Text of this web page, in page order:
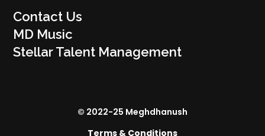
Contact Us
MD Music
Stellar Talent Management
© 2022-25 Meghdhanush
Terms & Conditions